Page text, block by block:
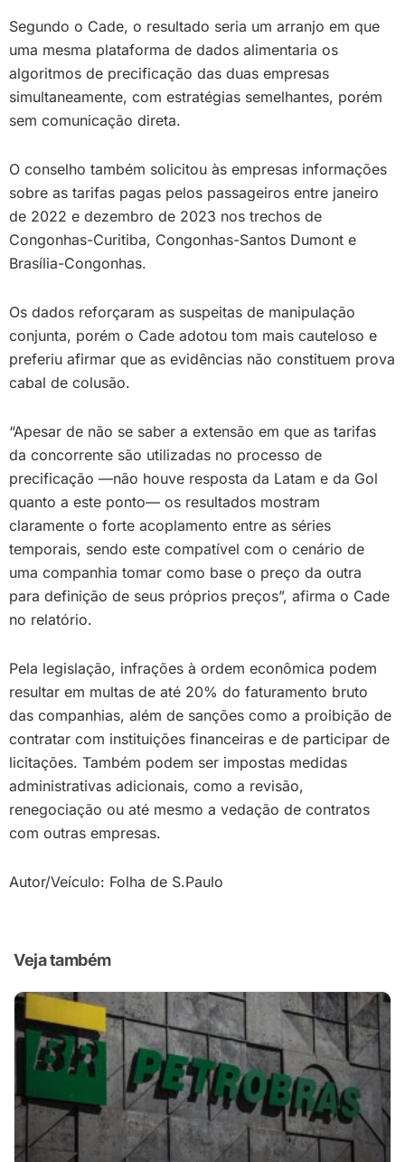
Segundo o Cade, o resultado seria um arranjo em que
uma mesma plataforma de dados alimentaria os
algoritmos de precificação das duas empresas
simultaneamente, com estratégias semelhantes, porém
sem comunicação direta.
O conselho também solicitou às empresas informações
sobre as tarifas pagas pelos passageiros entre janeiro
de 2022 e dezembro de 2023 nos trechos de
Congonhas-Curitiba, Congonhas-Santos Dumont e
Brasília-Congonhas.
Os dados reforçaram as suspeitas de manipulação
conjunta, porém o Cade adotou tom mais cauteloso e
preferiu afirmar que as evidências não constituem prova
cabal de colusão.
“Apesar de não se saber a extensão em que as tarifas
da concorrente são utilizadas no processo de
precificação —não houve resposta da Latam e da Gol
quanto a este ponto— os resultados mostram
claramente o forte acoplamento entre as séries
temporais, sendo este compatível com o cenário de
uma companhia tomar como base o preço da outra
para definição de seus próprios preços”, afirma o Cade
no relatório.
Pela legislação, infrações à ordem econômica podem
resultar em multas de até 20% do faturamento bruto
das companhias, além de sanções como a proibição de
contratar com instituições financeiras e de participar de
licitações. Também podem ser impostas medidas
administrativas adicionais, como a revisão,
renegociação ou até mesmo a vedação de contratos
com outras empresas.
Autor/Veículo: Folha de S.Paulo
Veja também